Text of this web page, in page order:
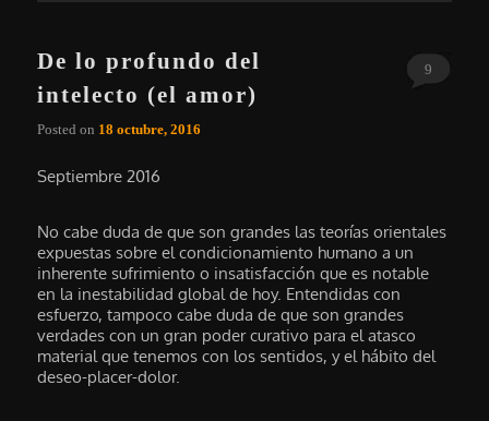
De lo profundo del
intelecto (el amor)
Posted on 18 octubre, 2016
9
Septiembre 2016
No cabe duda de que son grandes las teorías orientales
expuestas sobre el condicionamiento humano a un
inherente sufrimiento o insatisfacción que es notable
en la inestabilidad global de hoy. Entendidas con
esfuerzo, tampoco cabe duda de que son grandes
verdades con un gran poder curativo para el atasco
material que tenemos con los sentidos, y el hábito del
deseo-placer-dolor.